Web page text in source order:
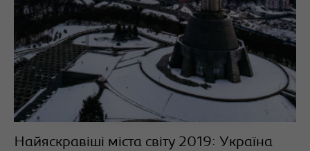
Найяскравіші міста світу 2019: Україна